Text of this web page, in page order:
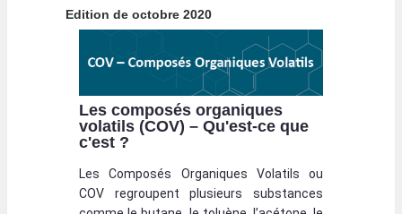
Edition de octobre 2020
Les composés organiques
volatils (COV) – Qu'est-ce que
c'est ?
Les Composés Organiques Volatils ou
COV regroupent plusieurs substances